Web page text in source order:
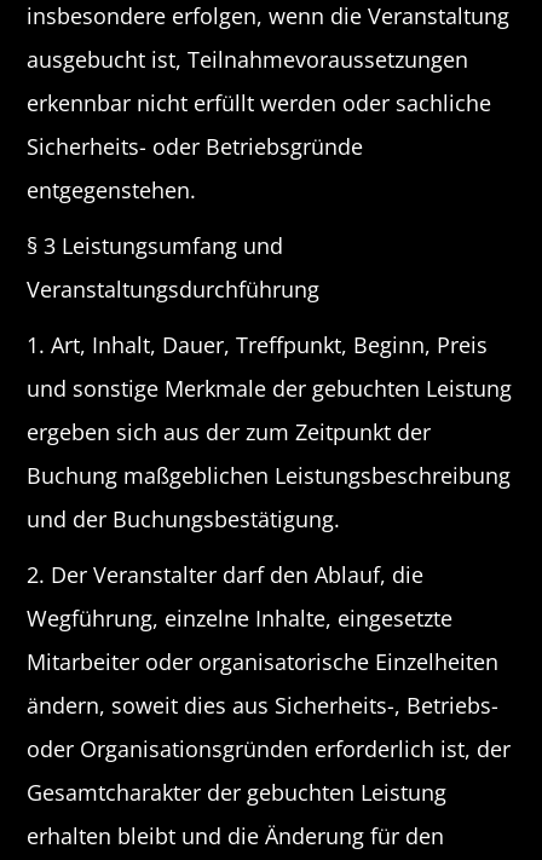
insbesondere erfolgen, wenn die Veranstaltung
ausgebucht ist, Teilnahmevoraussetzungen
erkennbar nicht erfüllt werden oder sachliche
Sicherheits- oder Betriebsgründe
entgegenstehen.
§ 3 Leistungsumfang und
Veranstaltungsdurchführung
1. Art, Inhalt, Dauer, Treffpunkt, Beginn, Preis
und sonstige Merkmale der gebuchten Leistung
ergeben sich aus der zum Zeitpunkt der
Buchung maßgeblichen Leistungsbeschreibung
und der Buchungsbestätigung.
2. Der Veranstalter darf den Ablauf, die
Wegführung, einzelne Inhalte, eingesetzte
Mitarbeiter oder organisatorische Einzelheiten
ändern, soweit dies aus Sicherheits-, Betriebs-
oder Organisationsgründen erforderlich ist, der
Gesamtcharakter der gebuchten Leistung
erhalten bleibt und die Änderung für den